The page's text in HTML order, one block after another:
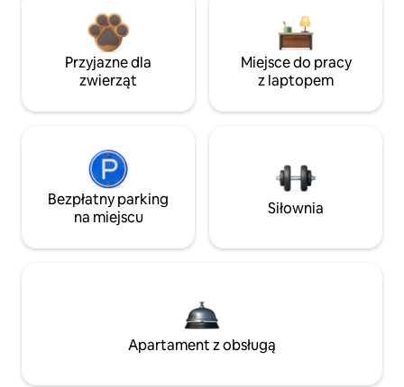
Przyjazne dla
zwierząt
Miejsce do pracy
z laptopem
Bezpłatny parking
na miejscu
Siłownia
Apartament z obsługą